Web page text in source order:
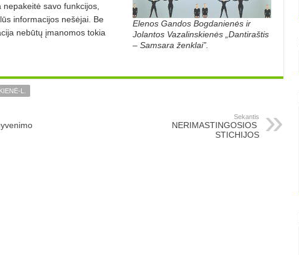
Elenos Gandos Bogdanienės ir
Jolantos Vazalinskienės „Dantiraštis
– Samsara ženklai”.
savo funkcijos,
informacijos nešėjai. Be
nebūtų įmanomos tokia
L.
Sekantis
NERIMASTINGOSIOS
STICHIJOS